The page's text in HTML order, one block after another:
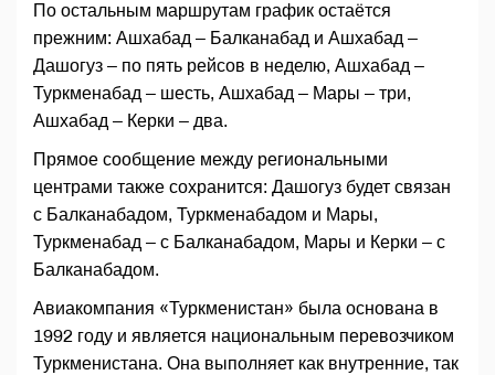
По остальным маршрутам график остаётся
прежним: Ашхабад – Балканабад и Ашхабад –
Дашогуз – по пять рейсов в неделю, Ашхабад –
Туркменабад – шесть, Ашхабад – Мары – три,
Ашхабад – Керки – два.
Прямое сообщение между региональными
центрами также сохранится: Дашогуз будет связан
с Балканабадом, Туркменабадом и Мары,
Туркменабад – с Балканабадом, Мары и Керки – с
Балканабадом.
Авиакомпания «Туркменистан» была основана в
1992 году и является национальным перевозчиком
Туркменистана. Она выполняет как внутренние, так